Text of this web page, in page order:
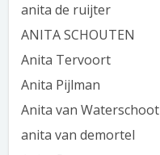
anita de ruijter
ANITA SCHOUTEN
Anita Tervoort
Anita Pijlman
Anita van Waterschoot
anita van demortel